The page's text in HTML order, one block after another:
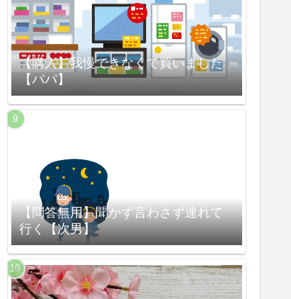
【購入】我慢できなくて買いました
【パパ】
【問答無用】聞かず言わさず連れて
行く【次男】